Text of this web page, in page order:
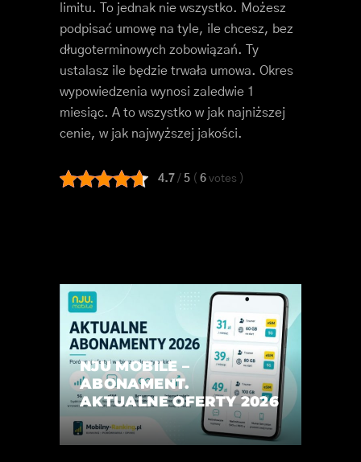
limitu. To jednak nie wszystko. Możesz
podpisać umowę na tyle, ile chcesz, bez
długoterminowych zobowiązań. Ty
ustalasz ile będzie trwała umowa. Okres
wypowiedzenia wynosi zaledwie 1
miesiąc. A to wszystko w jak najniższej
cenie, w jak najwyższej jakości.
4.7 / 5 ( 6 votes )
NJU MOBILE –
ABONAMENT.
AKTUALNE OFERTY 2026